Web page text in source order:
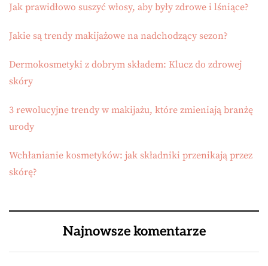
Jak prawidłowo suszyć włosy, aby były zdrowe i lśniące?
Jakie są trendy makijażowe na nadchodzący sezon?
Dermokosmetyki z dobrym składem: Klucz do zdrowej
skóry
3 rewolucyjne trendy w makijażu, które zmieniają branżę
urody
Wchłanianie kosmetyków: jak składniki przenikają przez
skórę?
Najnowsze komentarze